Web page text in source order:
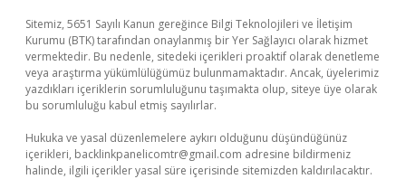
Sitemiz, 5651 Sayılı Kanun gereğince Bilgi Teknolojileri ve İletişim
Kurumu (BTK) tarafından onaylanmış bir Yer Sağlayıcı olarak hizmet
vermektedir. Bu nedenle, sitedeki içerikleri proaktif olarak denetleme
veya araştırma yükümlülüğümüz bulunmamaktadır. Ancak, üyelerimiz
yazdıkları içeriklerin sorumluluğunu taşımakta olup, siteye üye olarak
bu sorumluluğu kabul etmiş sayılırlar.
Hukuka ve yasal düzenlemelere aykırı olduğunu düşündüğünüz
içerikleri, backlinkpanelicomtr@gmail.com adresine bildirmeniz
halinde, ilgili içerikler yasal süre içerisinde sitemizden kaldırılacaktır.